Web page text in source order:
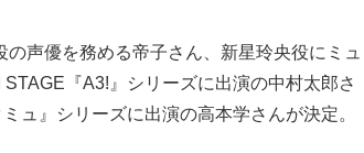
声優を務める帝子さん、新星玲央役にミュ
『A3!』シリーズに出演の中村太郎さ
ュ』シリーズに出演の高本学さんが決定。